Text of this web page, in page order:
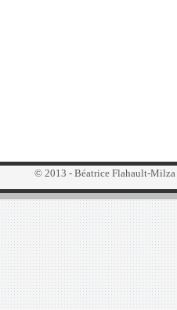
© 2013 - Béatrice Flahault-Milza